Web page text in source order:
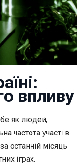
впливу
як людей,
частота участі в
останній місяць
іграх.